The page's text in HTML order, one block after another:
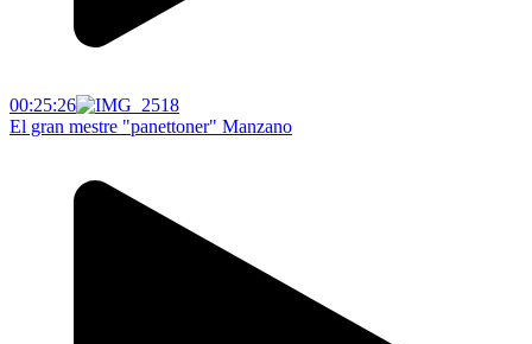
00:25:26
El gran mestre "panettoner" Manzano